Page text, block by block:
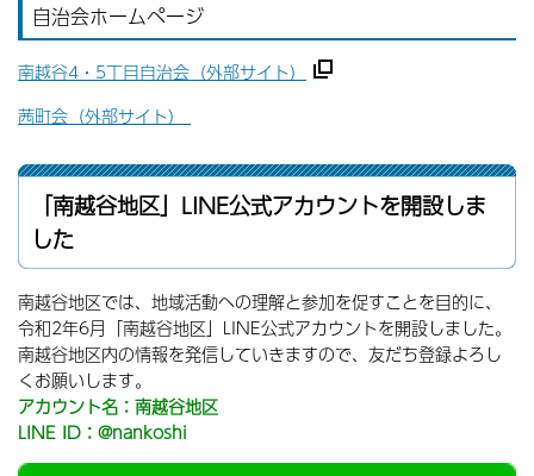
自治会ホームページ
南越谷4・5丁目自治会（外部サイト）
茜町会（外部サイト）
「南越谷地区」LINE公式アカウントを開設しま
した
南越谷地区では、地域活動への理解と参加を促すことを目的に、
令和2年6月「南越谷地区」LINE公式アカウントを開設しました。
南越谷地区内の情報を発信していきますので、友だち登録よろし
くお願いします。
アカウント名：南越谷地区
LINE ID：@nankoshi